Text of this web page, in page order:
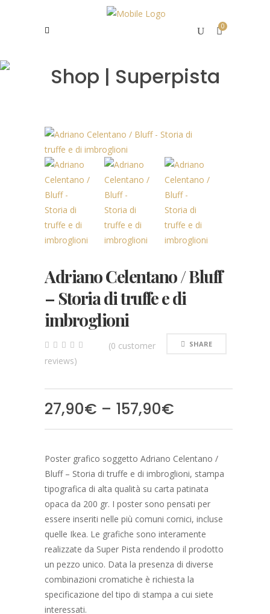
0
Shop | Superpista
Adriano Celentano / Bluff
– Storia di truffe e di
imbroglioni
SHARE
out
ratings
(0 customer
reviews)
27,90€ – 157,90€
Poster grafico soggetto Adriano Celentano /
Bluff – Storia di truffe e di imbroglioni, stampa
tipografica di alta qualità su carta patinata
opaca da 200 gr. I poster sono pensati per
essere inseriti nelle più comuni cornici, incluse
quelle Ikea. Le grafiche sono interamente
realizzate da Super Pista rendendo il prodotto
un pezzo unico. Data la presenza di diverse
combinazioni cromatiche è richiesta la
specificazione del tipo di stampa a cui siete
interessati.